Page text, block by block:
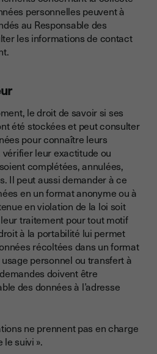
personnelles peuvent à
au Responsable des
les informations de contact
le droit de savoir si ses
été stockées et peut consulter
pour connaître leurs
leur exactitude ou
complétées, annulées,
Il peut aussi demander à ce
en un format anonyme ou à
en violation de la loi soit
traitement pour tout motif
à la portabilité lui permet
récoltées dans un format
personnel ou transfert à
doivent être
des données à l’adresse
ne prennent pas en charge
le suivi ».